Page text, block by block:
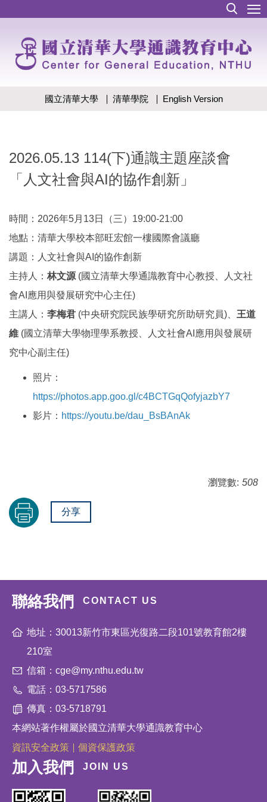
國立清華大學 清華學院 English Version
2026.05.13 114(下)通識主題座談會
「人文社會與AI的協作創新」
時間：2026年5月13日（三）19:00-21:00
地點：清華大學校本部旺宏館一樓國際會議廳
講題：人文社會與AI的協作創新
主持人： 林文源 (國立清華大學通識教育中心教授、人文社
會AI應用與發展研究中心主任)
主講人： 李梅君 (中央研究院民族學研究所助研究員)、 王道
維 (國立清華大學物理學系教授、人文社會AI應用與發展研
究中心副主任)
照片：
https://photos.app.goo.gl/c4BCTGqQofyjazbY7
影片： https://youtu.be/dau_BsBAnAk
瀏覽數: 508
分享
聯絡我們 CONTACT US
地址：30013新竹市東區光復路二段101號教育館2樓
210室
信箱：cge@my.nthu.edu.tw
電話：03-5717586
傳真：03-5718791
本網站著作權屬於國立清華大學通識教育中心
資訊安全政策
個資保護政策
加入我們 JOIN US